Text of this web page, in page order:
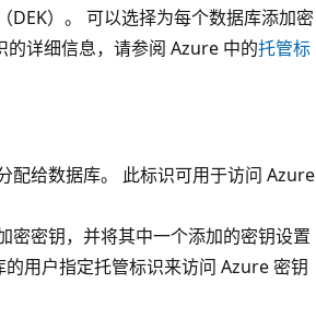
DEK）。 可以选择为每个数据库添加密
详细信息，请参阅 Azure 中的托管标
配给数据库。 此标识可用于访问 Azure
密密钥，并将其中一个添加的密钥设置
用户指定托管标识来访问 Azure 密钥